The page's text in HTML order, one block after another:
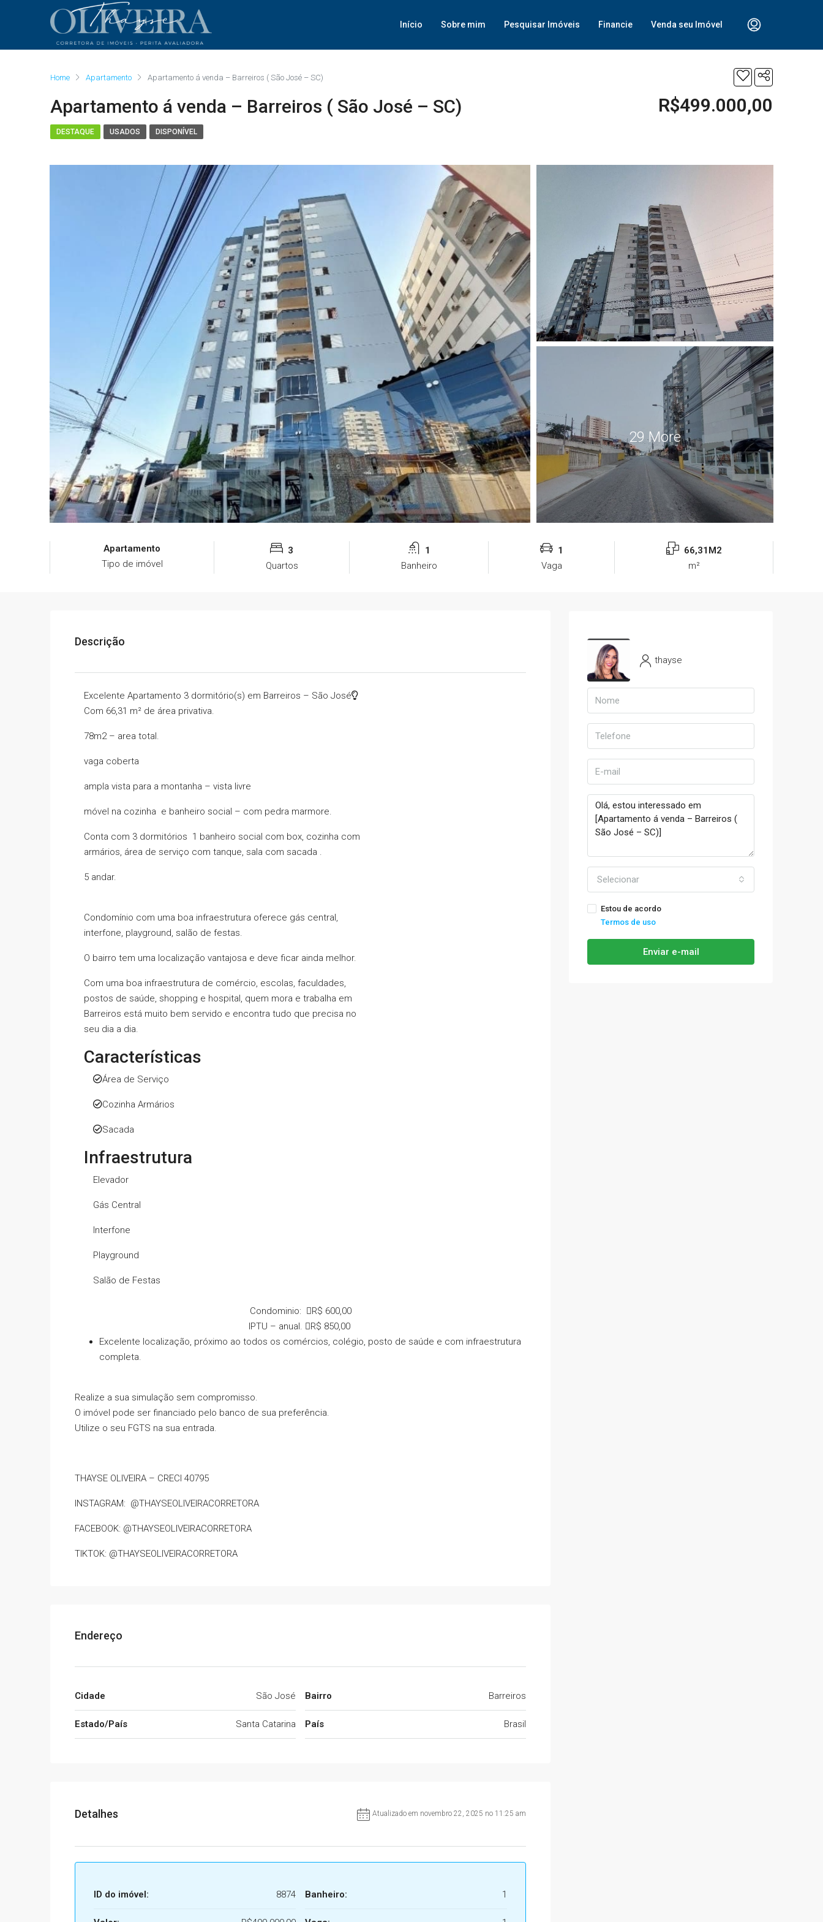
Início Sobre mim Pesquisar Imóveis Financie Venda seu Imóvel
Home Apartamento Apartamento á venda – Barreiros ( São José – SC)
Apartamento á venda – Barreiros ( São José – SC) R$499.000,00
DESTAQUE USADOS DISPONÍVEL
29 More
Apartamento
Tipo de imóvel
3
Quartos
1
Banheiro
1
Vaga
66,31M2
m²
Descrição
Excelente Apartamento 3 dormitório(s) em Barreiros – São José
Com 66,31 m² de área privativa.
78m2 – area total.
vaga coberta
ampla vista para a montanha – vista livre
móvel na cozinha e banheiro social – com pedra marmore.
Conta com 3 dormitórios 1 banheiro social com box, cozinha com
armários, área de serviço com tanque, sala com sacada .
5 andar.
Condomínio com uma boa infraestrutura oferece gás central,
interfone, playground, salão de festas.
O bairro tem uma localização vantajosa e deve ficar ainda melhor.
Com uma boa infraestrutura de comércio, escolas, faculdades,
postos de saúde, shopping e hospital, quem mora e trabalha em
Barreiros está muito bem servido e encontra tudo que precisa no
seu dia a dia.
Características
Área de Serviço
Cozinha Armários
Sacada
Infraestrutura
Elevador
Gás Central
Interfone
Playground
Salão de Festas
Condominio:
R$ 600,00
IPTU – anual.
R$ 850,00
Excelente localização, próximo ao todos os comércios, colégio, posto de saúde e com infraestrutura
completa.
Realize a sua simulação sem compromisso.
O imóvel pode ser financiado pelo banco de sua preferência.
Utilize o seu FGTS na sua entrada.
THAYSE OLIVEIRA – CRECI 40795
INSTAGRAM: @THAYSEOLIVEIRACORRETORA
FACEBOOK: @THAYSEOLIVEIRACORRETORA
TIKTOK: @THAYSEOLIVEIRACORRETORA
Endereço
Cidade São José
Estado/País Santa Catarina
Bairro Barreiros
País Brasil
Detalhes Atualizado em novembro 22, 2025 no 11:25 am
ID do imóvel: 8874 Banheiro: 1
thayse
Selecionar
Estou de acordo
Termos de uso
Enviar e-mail